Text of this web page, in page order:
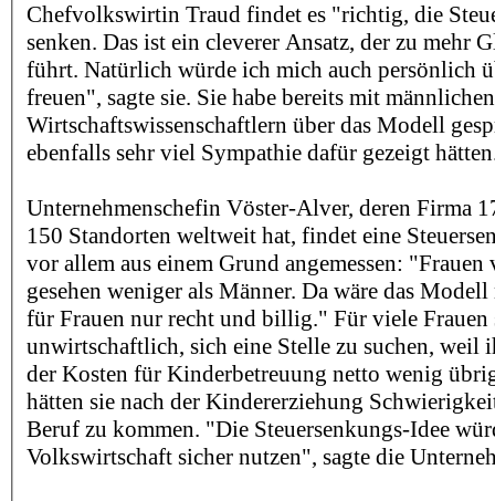
Chefvolkswirtin Traud findet es "richtig, die
senken. Das ist ein cleverer Ansatz, der zu mehr
führt. Natürlich würde ich mich auch persönlich
freuen", sagte sie. Sie habe bereits mit männlichen
Wirtschaftswissenschaftlern über das Modell
ebenfalls sehr viel Sympathie dafür gezeigt
Unternehmenschefin Vöster-Alver, deren Firma
150 Standorten weltweit hat, findet eine
vor allem aus einem Grund angemessen: "Frauen
gesehen weniger als Männer. Da wäre das
für Frauen nur recht und billig." Für viele Frauen
unwirtschaftlich, sich eine Stelle zu suchen, weil
der Kosten für Kinderbetreuung netto wenig
hätten sie nach der Kindererziehung
Beruf zu kommen. "Die Steuersenkungs-Idee
Volkswirtschaft sicher nutzen", sagte die